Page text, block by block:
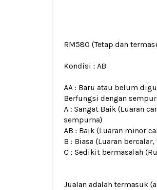
RM580 (Tetap dan
Kondisi : AB
AA : Baru atau belum
Berfungsi dengan
A : Sangat Baik (Luaran
sempurna)
AB : Baik (Luaran minor
B : Biasa (Luaran
C : Sedikit bermasalah
Jualan adalah termasuk